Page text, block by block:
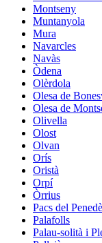
Montseny
Muntanyola
Mura
Navarcles
Navàs
Òdena
Olèrdola
Olesa de
Olesa de
Olivella
Olost
Olvan
Orís
Oristà
Orpí
Òrrius
Pacs del
Palafolls
Palau-solità i